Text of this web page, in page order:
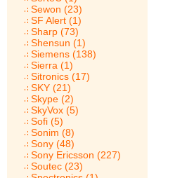
Sewon (23)
SF Alert (1)
Sharp (73)
Shensun (1)
Siemens (138)
Sierra (1)
Sitronics (17)
SKY (21)
Skype (2)
SkyVox (5)
Sofi (5)
Sonim (8)
Sony (48)
Sony Ericsson (227)
Soutec (23)